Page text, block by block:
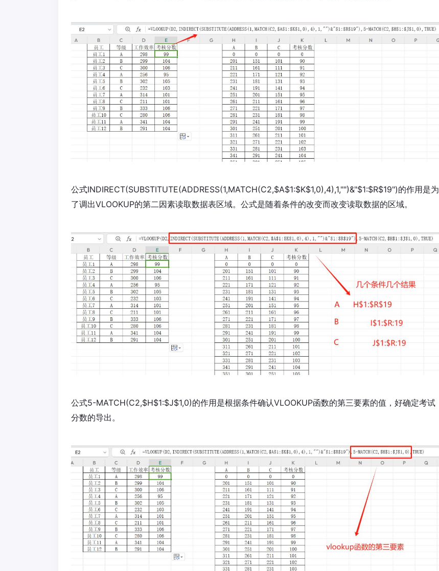
公式INDIRECT(SUBSTITUTE(ADDRESS(1,MATCH(C2,$A$1:$K$1,0),4),1,"")&"$1:$R$19")的作用是为
了调出VLOOKUP的第二因素读取数据表区域。公式是随着条件的改变而改变读取数据的区域。
公式5-MATCH(C2,$H$1:$J$1,0)的作用是根据条件确认VLOOKUP函数的第三要素的值，好确定考试
分数的导出。